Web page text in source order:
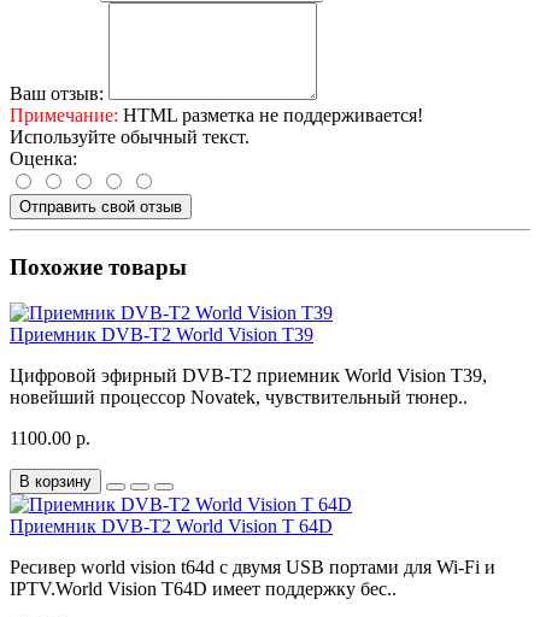
Ваш отзыв:
Примечание: HTML разметка не поддерживается!
Используйте обычный текст.
Оценка:
Отправить свой отзыв
Похожие товары
Приемник DVB-T2 World Vision Т39
Цифровой эфирный DVB-T2 приемник World Vision T39,
новейший процессор Novatek, чувствительный тюнер..
1100.00 р.
В корзину
Приемник DVB-T2 World Vision T 64D
Ресивер world vision t64d с двумя USB портами для Wi-Fi и
IPTV.World Vision T64D имеет поддержку бес..